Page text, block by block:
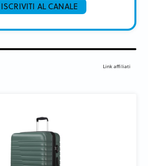
ISCRIVITI AL CANALE
Link affiliati